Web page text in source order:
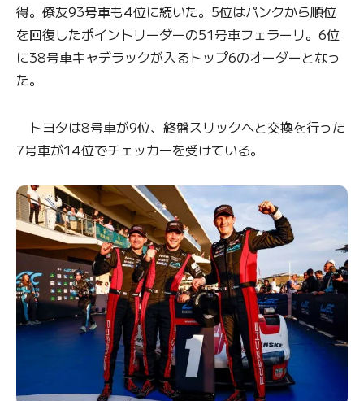
得。僚友93号車も4位に続いた。5位はパンクから順位
を回復したポイントリーダーの51号車フェラーリ。6位
に38号車キャデラックが入るトップ6のオーダーとなっ
た。
トヨタは8号車が9位、終盤スリックへと交換を行った
7号車が14位でチェッカーを受けている。